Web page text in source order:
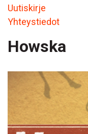
Uutiskirje
Yhteystiedot
Howska